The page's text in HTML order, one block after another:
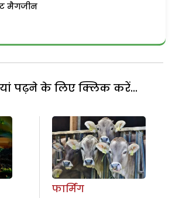
मैगजीन
पढ़ने के लिए क्लिक करें...
फार्मिंग